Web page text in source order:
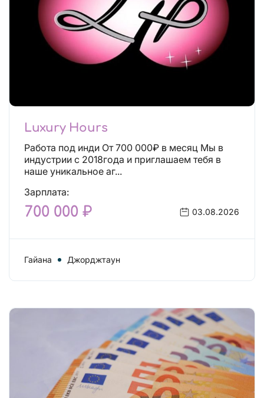
Luxury Hours
Работа под инди От 700 000₽ в месяц Мы в
индустрии с 2018года и приглашаем тебя в
наше уникальное аг...
Зарплата:
700 000 ₽ 03.08.2026
Гайана Джорджтаун